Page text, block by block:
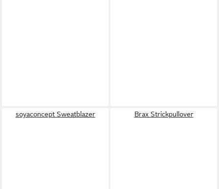
soyaconcept Sweatblazer Brax Strickpullover